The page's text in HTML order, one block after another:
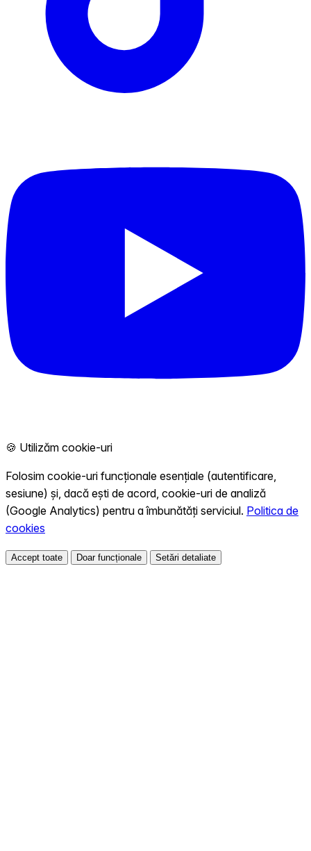
🍪 Utilizăm cookie-uri
Folosim cookie-uri funcționale esențiale (autentificare,
sesiune) și, dacă ești de acord, cookie-uri de analiză
(Google Analytics) pentru a îmbunătăți serviciul. Politica de
cookies
Accept toate Doar funcționale Setări detaliate